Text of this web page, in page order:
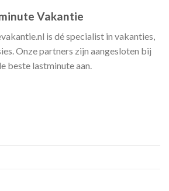
Vakantie
is dé specialist in vakanties,
Onze partners zijn aangesloten bij
beste lastminute aan.